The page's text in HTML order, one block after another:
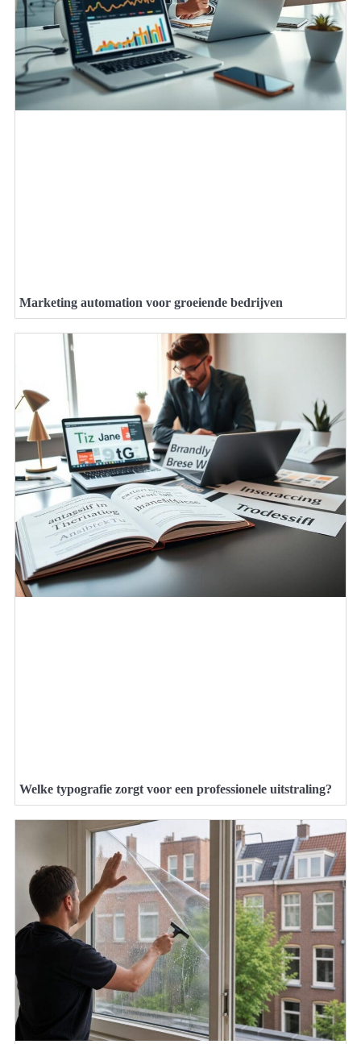
Marketing automation voor groeiende bedrijven
Welke typografie zorgt voor een professionele uitstraling?